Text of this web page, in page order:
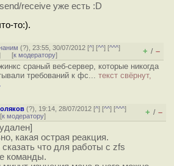
receive уже есть :D
то:).
(?), 23:55, 30/07/2012 [^] [^^] [^^^]
[к модератору] + / –
сраный веб-сервер, которые никогда
требований к фс... текст свёрнут,
(?), 19:14, 28/07/2012 [^] [^^] [^^^]
к модератору] + / –
какая острая реакция.
что для работы с zfs
команды.